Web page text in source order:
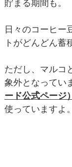
貯まる期間も。
日々のコーヒー
トがどんどん蓄
ただし、マルコ
象外となってい
ード公式ページ）
使っていますよ。